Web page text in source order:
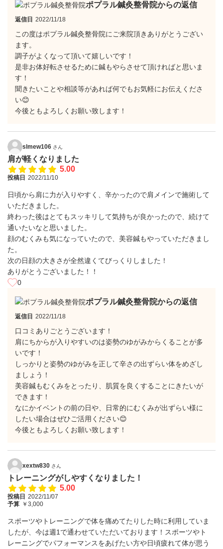
ポプラル鍼灸整骨院からの返信
返信日 2022/11/18
この度はポプラル鍼灸整骨院にご来院頂きありがとうござい
ます。
調子がよくなって頂いて嬉しいです！
是非お体好転させるために鍼もやらさせて頂ければと思いま
す！
聞きたいことや相談等があれば何でもお気軽にお伝えくださ
い😊
今後ともよろしくお願い致します！
slmew106 さん
肩が軽くなりました
5.00
投稿日 2022/11/10
日頃から肩に力が入りやすく、辛かったので肩メインで施術して
いただきました。
終わった後はとてもスッキリして気持ちが良かったので、続けて
通いたいなと思いました。
顔のむくみも気になっていたので、美容鍼もやっていただきまし
た。
次の日顔の大きさが全然違くてびっくりしました！
ありがとうございました！！
0
ポプラル鍼灸整骨院からの返信
返信日 2022/11/18
口コミありごとうございます！
肩にちからが入りやすいのは姿勢のゆがみからくることが多
いです！
しっかりと姿勢のゆがみを正して辛さの出ずらい体をめざし
ましょう！
美容鍼もむくみをとったり、肌質を良くすることにきたいが
できます！
なにかイベントの前の日や、日常的にむくみが出ずらい様に
したい場合はぜひご活用ください😊
今後ともよろしくお願い致します！
xextw830 さん
トレーニングがしやすくなりました！
5.00
投稿日 2022/11/07
予算 ￥3,000
スポーツやトレーニングで体を痛めてたりした時に利用していま
したが、今は週1で通わせていただいております！スポーツやト
レーニングでパフォーマンスをあげたい方や日頃疲れて体が思う